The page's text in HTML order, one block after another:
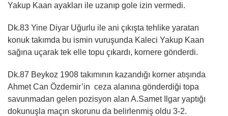
Yakup Kaan ayakları ile uzanıp gole izin vermedi.
Dk.83 Yine Diyar Uğurlu ile ani çıkışta tehlike yaratan
konuk takımda bu ismin vuruşunda Kaleci Yakup Kaan
sağına uçarak tek elle topu çıkardı, kornere gönderdi.
Dk.87 Beykoz 1908 takımının kazandığı korner atışında
Ahmet Can Özdemir’in ceza alanına gönderdiği topa
savunmadan gelen pozisyon alan A.Samet Ilgar yaptığı
dokunuşla maçın skorunu da belirlenmiş oldu 3-2.